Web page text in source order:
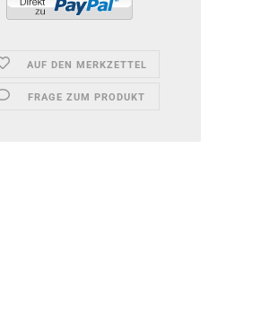
AUF DEN MERKZETTEL
FRAGE ZUM PRODUKT